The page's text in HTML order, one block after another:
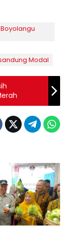
Modal